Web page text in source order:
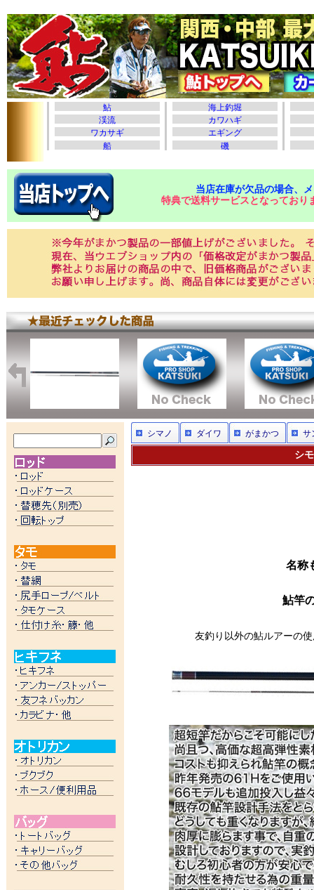
当店在庫が欠品の場合、
特典で送料サービスとなっており
シマノ ダイワ がまかつ サ
シ
名称
鮎竿
友釣り以外の鮎ルアーの